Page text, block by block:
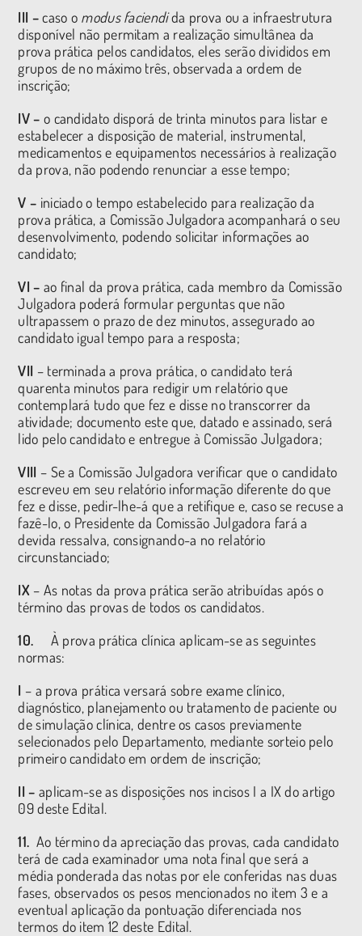
III –caso o modus faciendida prova ou a infraestrutura
disponível não permitam a realização simultânea da
prova prática pelos candidatos, eles serão divididos em
grupos de no máximo três, observada a ordem de
inscrição;
IV – o candidato disporá de trinta minutos para listar e
estabelecer a disposição de material, instrumental,
medicamentos e equipamentos necessários à realização
da prova, não podendo renunciar a esse tempo;
V – iniciado o tempo estabelecido para realização da
prova prática, a Comissão Julgadora acompanhará o seu
desenvolvimento, podendo solicitar informações ao
candidato;
VI – ao final da prova prática, cada membro da Comissão
Julgadora poderá formular perguntas que não
ultrapassem o prazo de dez minutos, assegurado ao
candidato igual tempo para a resposta;
VII – terminada a prova prática, o candidato terá
quarenta minutos para redigir um relatório que
contemplará tudo que fez e disse no transcorrer da
atividade; documento este que, datado e assinado, será
lido pelo candidato e entregue à Comissão Julgadora;
VIII – Se a Comissão Julgadora verificar que o candidato
escreveu em seu relatório informação diferente do que
fez e disse, pedir-lhe-á que a retifique e, caso se recuse a
fazê-lo, o Presidente da Comissão Julgadora fará a
devida ressalva, consignando-a no relatório
circunstanciado;
IX – As notas da prova prática serão atribuídas após o
término das provas de todos os candidatos.
10.
À prova prática clínica aplicam-se as seguintes
normas:
I – a prova prática versará sobre exame clínico,
diagnóstico, planejamento ou tratamento de paciente ou
de simulação clínica, dentre os casos previamente
selecionados pelo Departamento, mediante sorteio pelo
primeiro candidato em ordem de inscrição;
II – aplicam-se as disposições nos incisos I a IX do artigo
09 deste Edital.
11. Ao término da apreciação das provas, cada candidato
terá de cada examinador uma nota final que será a
média ponderada das notas por ele conferidas nas duas
fases, observados os pesos mencionados no item 3 e a
eventual aplicação da pontuação diferenciada nos
termos do item 12 deste Edital.